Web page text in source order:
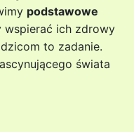
podstawowe
wspierać ich zdrowy
to zadanie.
świata